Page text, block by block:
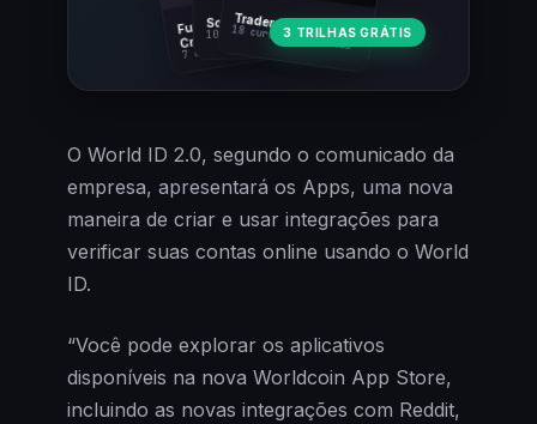
Fundamentos
Cripto
7 cursos · 31 aulas
Trader Cripto
18 cursos · 80 aulas
Soberania Bitcoin
10 cursos · 44 aulas3 TRILHAS GRÁTIS
O World ID 2.0, segundo o comunicado da
empresa, apresentará os Apps, uma nova
maneira de criar e usar integrações para
verificar suas contas online usando o World
ID.
“Você pode explorar os aplicativos
disponíveis na nova Worldcoin App Store,
incluindo as novas integrações com Reddit,